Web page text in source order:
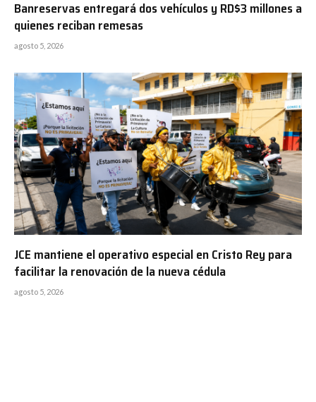
Banreservas entregará dos vehículos y RD$3 millones a
quienes reciban remesas
agosto 5, 2026
JCE mantiene el operativo especial en Cristo Rey para
facilitar la renovación de la nueva cédula
agosto 5, 2026